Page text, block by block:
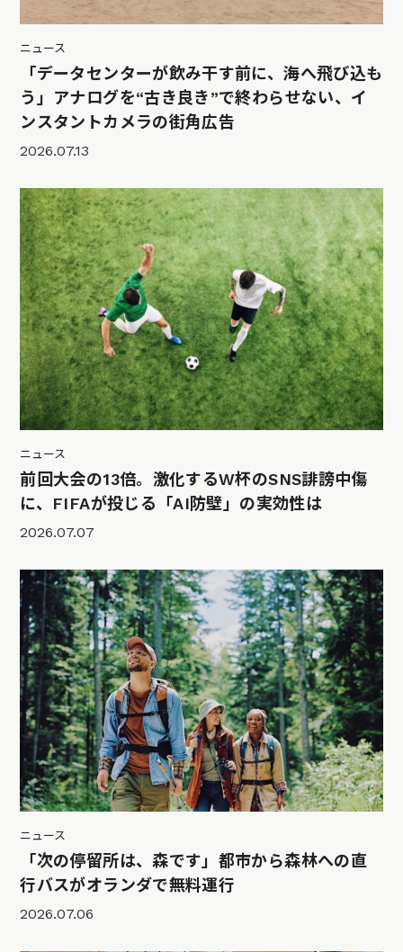
ニュース
「データセンターが飲み干す前に、海へ飛び込も
う」アナログを“古き良き”で終わらせない、イ
ンスタントカメラの街角広告
2026.07.13
ニュース
前回大会の13倍。激化するW杯のSNS誹謗中傷
に、FIFAが投じる「AI防壁」の実効性は
2026.07.07
ニュース
「次の停留所は、森です」都市から森林への直
行バスがオランダで無料運行
2026.07.06